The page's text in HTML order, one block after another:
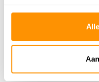
Adviesprijs329,95
SKU